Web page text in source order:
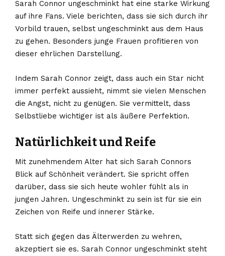
Sarah Connor ungeschminkt hat eine starke Wirkung
auf ihre Fans. Viele berichten, dass sie sich durch ihr
Vorbild trauen, selbst ungeschminkt aus dem Haus
zu gehen. Besonders junge Frauen profitieren von
dieser ehrlichen Darstellung.
Indem Sarah Connor zeigt, dass auch ein Star nicht
immer perfekt aussieht, nimmt sie vielen Menschen
die Angst, nicht zu genügen. Sie vermittelt, dass
Selbstliebe wichtiger ist als äußere Perfektion.
Natürlichkeit und Reife
Mit zunehmendem Alter hat sich Sarah Connors
Blick auf Schönheit verändert. Sie spricht offen
darüber, dass sie sich heute wohler fühlt als in
jungen Jahren. Ungeschminkt zu sein ist für sie ein
Zeichen von Reife und innerer Stärke.
Statt sich gegen das Älterwerden zu wehren,
akzeptiert sie es. Sarah Connor ungeschminkt steht